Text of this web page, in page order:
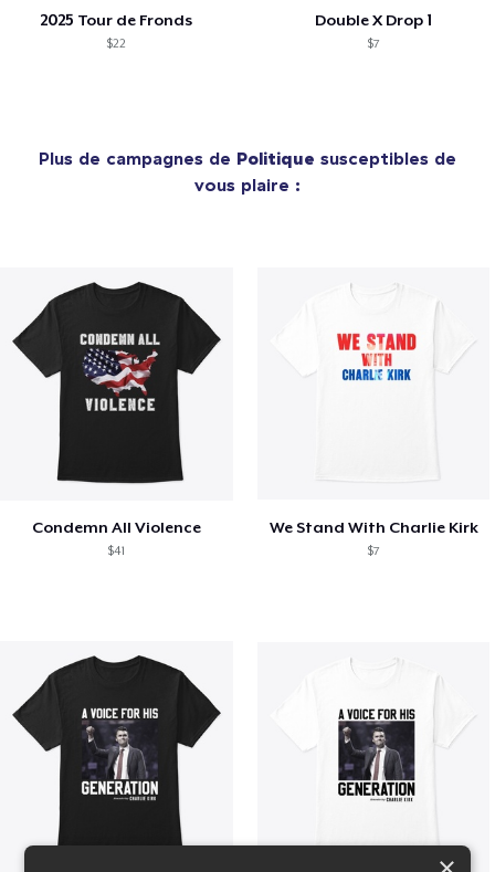
2025 Tour de Fronds
$22
Double X Drop 1
$7
Plus de campagnes de Politique susceptibles de
vous plaire :
Condemn All Violence
$41
We Stand With Charlie Kirk
$7